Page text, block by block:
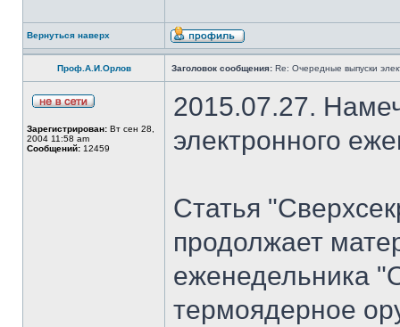
Вернуться наверх
Проф.А.И.Орлов Заголовок сообщения: Re: Очередные выпуски
Зарегистрирован: Вт сен 28,
2004 11:58 am
Сообщений: 12459
2015.07.27.
электронного
Статья
продолжает
еженедельника
термоядерное